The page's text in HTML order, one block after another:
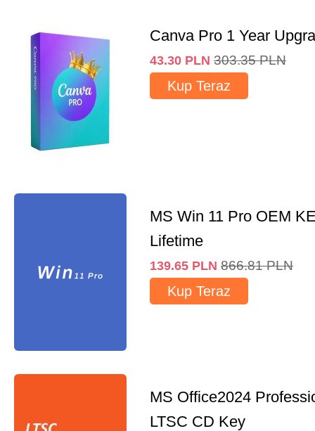
Canva Pro 1 Year
43.30 PLN 303.35 PLN
Kup Teraz
MS Win 11 Pro OEM
Lifetime
139.65 PLN 866.81 PLN
Kup Teraz
MS Office2024
LTSC CD Key